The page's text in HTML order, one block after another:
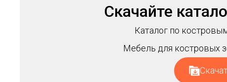
Скачайте
Каталог по
Мебель для костровых